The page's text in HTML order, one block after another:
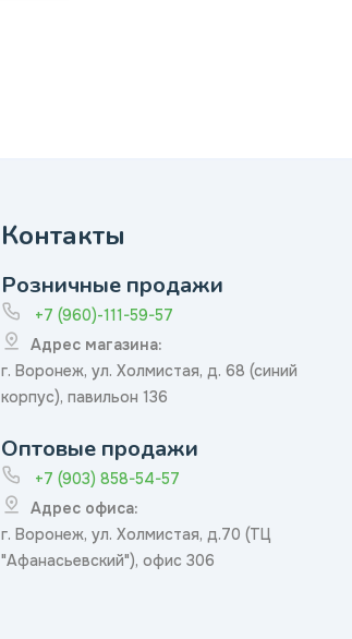
Контакты
Розничные продажи
+7 (960)-111-59-57
Адрес магазина:
г. Воронеж, ул. Холмистая, д. 68 (синий
корпус), павильон 136
Оптовые продажи
+7 (903) 858-54-57
Адрес офиса:
г. Воронеж, ул. Холмистая, д.70 (ТЦ
"Афанасьевский"), офис 306